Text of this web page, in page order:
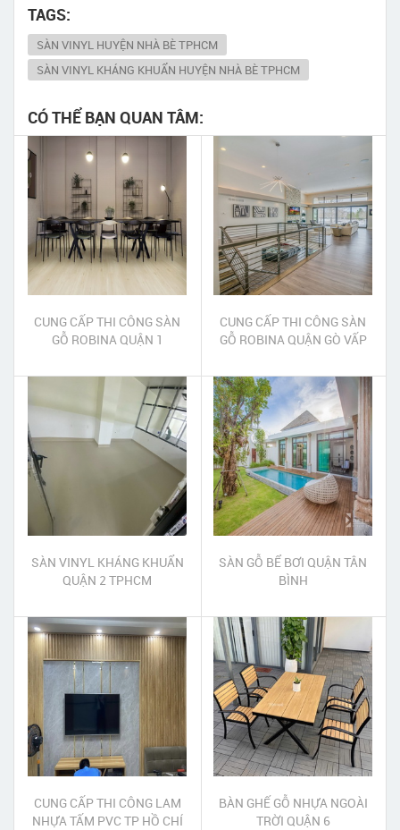
TAGS:
SÀN VINYL HUYỆN NHÀ BÈ TPHCM
SÀN VINYL KHÁNG KHUẨN HUYỆN NHÀ BÈ TPHCM
CÓ THỂ BẠN QUAN TÂM:
CUNG CẤP THI CÔNG SÀN
GỖ ROBINA QUẬN 1
CUNG CẤP THI CÔNG SÀN
GỖ ROBINA QUẬN GÒ VẤP
SÀN VINYL KHÁNG KHUẨN
QUẬN 2 TPHCM
SÀN GỖ BỂ BƠI QUẬN TÂN
BÌNH
CUNG CẤP THI CÔNG LAM
NHỰA TẤM PVC TP HỒ CHÍ
BÀN GHẾ GỖ NHỰA NGOÀI
TRỜI QUẬN 6